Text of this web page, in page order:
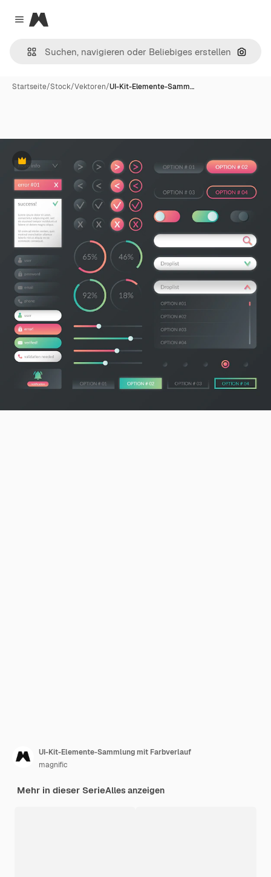
Close menu
Magnific
Nach
Startseite/Stock/Vektoren/UI-Kit-Elemente-Samm…
Premium
UI-Kit-Elemente-Sammlung mit Farbverlauf
magnific
Mehr in dieser SerieAlles anzeigen